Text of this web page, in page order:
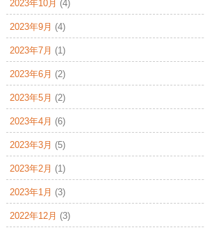
2023年10月 (4)
2023年9月 (4)
2023年7月 (1)
2023年6月 (2)
2023年5月 (2)
2023年4月 (6)
2023年3月 (5)
2023年2月 (1)
2023年1月 (3)
2022年12月 (3)